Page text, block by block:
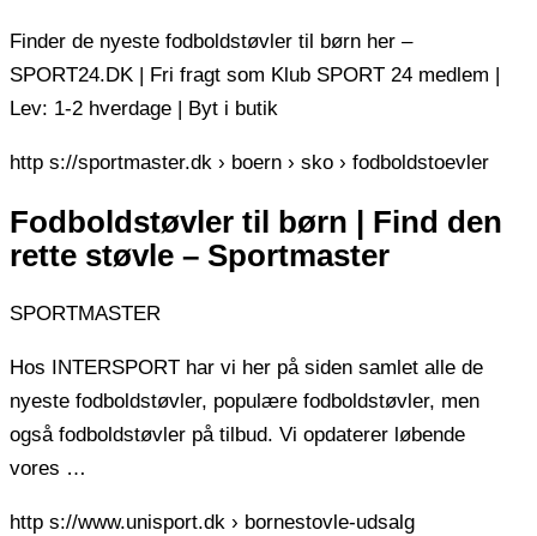
Finder de nyeste fodboldstøvler til børn her –
SPORT24.DK | Fri fragt som Klub SPORT 24 medlem |
Lev: 1-2 hverdage | Byt i butik
http s://sportmaster.dk › boern › sko › fodboldstoevler
Fodboldstøvler til børn | Find den
rette støvle – Sportmaster
SPORTMASTER
Hos INTERSPORT har vi her på siden samlet alle de
nyeste fodboldstøvler, populære fodboldstøvler, men
også fodboldstøvler på tilbud. Vi opdaterer løbende
vores …
http s://www.unisport.dk › bornestovle-udsalg